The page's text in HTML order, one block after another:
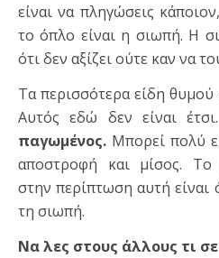
είναι να πληγώσεις
το όπλο είναι η σιωπή. Η
ότι δεν αξίζει ούτε καν να
Τα περισσότερα είδη θυμού
Αυτός εδώ δεν είναι
παγωμένος. Μπορεί πολύ
αποστροφή και μίσος. Το
στην περίπτωση αυτή είναι
τη σιωπή.
Να λες στους άλλους τι